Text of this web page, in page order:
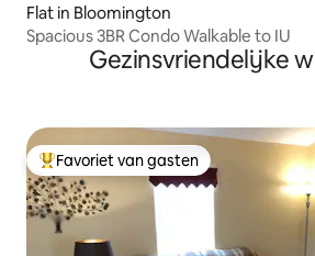
Flat in Bloomington
Spacious 3BR Condo Walkable to IU
Gezinsvriendelijke
Topfavoriet van gasten
Favoriet van gasten